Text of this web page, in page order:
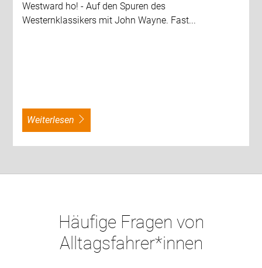
Westward ho! - Auf den Spuren des
Westernklassikers mit John Wayne. Fast...
weiterlesen
Häufige Fragen von
Alltagsfahrer*innen